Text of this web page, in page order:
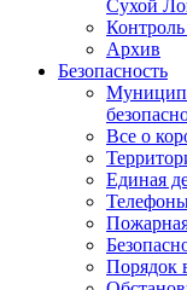
Сухой
Архив
Безопасность
Все о
Единая
Порядок